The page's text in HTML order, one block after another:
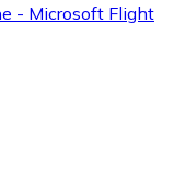
- Microsoft Flight